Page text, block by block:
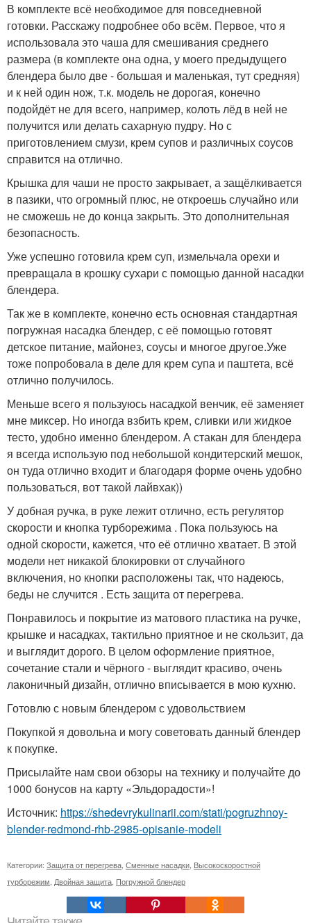
В комплекте всё необходимое для повседневной
готовки. Расскажу подробнее обо всём. Первое, что я
использовала это чаша для смешивания среднего
размера (в комплекте она одна, у моего предыдущего
блендера было две - большая и маленькая, тут средняя)
и к ней один нож, т.к. модель не дорогая, конечно
подойдёт не для всего, например, колоть лёд в ней не
получится или делать сахарную пудру. Но с
приготовлением смузи, крем супов и различных соусов
справится на отлично.
Крышка для чаши не просто закрывает, а защёлкивается
в пазики, что огромный плюс, не откроешь случайно или
не сможешь не до конца закрыть. Это дополнительная
безопасность.
Уже успешно готовила крем суп, измельчала орехи и
превращала в крошку сухари с помощью данной насадки
блендера.
Так же в комплекте, конечно есть основная стандартная
погружная насадка блендер, с её помощью готовят
детское питание, майонез, соусы и многое другое.Уже
тоже попробовала в деле для крем супа и паштета, всё
отлично получилось.
Меньше всего я пользуюсь насадкой венчик, её заменяет
мне миксер. Но иногда взбить крем, сливки или жидкое
тесто, удобно именно блендером. А стакан для блендера
я всегда использую под небольшой кондитерский мешок,
он туда отлично входит и благодаря форме очень удобно
пользоваться, вот такой лайвхак))
У добная ручка, в руке лежит отлично, есть регулятор
скорости и кнопка турборежима . Пока пользуюсь на
одной скорости, кажется, что её отлично хватает. В этой
модели нет никакой блокировки от случайного
включения, но кнопки расположены так, что надеюсь,
беды не случится . Есть защита от перегрева.
Понравилось и покрытие из матового пластика на ручке,
крышке и насадках, тактильно приятное и не скользит, да
и выглядит дорого. В целом оформление приятное,
сочетание стали и чёрного - выглядит красиво, очень
лаконичный дизайн, отлично вписывается в мою кухню.
Готовлю с новым блендером с удовольствием
Покупкой я довольна и могу советовать данный блендер
к покупке.
Присылайте нам свои обзоры на технику и получайте до
1000 бонусов на карту «Эльдорадости»!
Источник: https://shedevrykulinarii.com/stati/pogruzhnoy-
blender-redmond-rhb-2985-opisanie-modeli
Категории: Защита от перегрева Сменные насадки Высокоскоростной
турборежим Двойная защита Погружной блендер